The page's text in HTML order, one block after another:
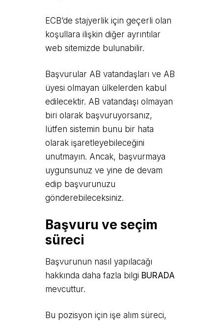
ECB’de stajyerlik için geçerli olan
koşullara ilişkin diğer ayrıntılar
web sitemizde bulunabilir.
Başvurular AB vatandaşları ve AB
üyesi olmayan ülkelerden kabul
edilecektir. AB vatandaşı olmayan
biri olarak başvuruyorsanız,
lütfen sistemin bunu bir hata
olarak işaretleyebileceğini
unutmayın. Ancak, başvurmaya
uygunsunuz ve yine de devam
edip başvurunuzu
gönderebileceksiniz.
Başvuru ve seçim
süreci
Başvurunun nasıl yapılacağı
hakkında daha fazla bilgi BURADA
mevcuttur.
Bu pozisyon için işe alım süreci,